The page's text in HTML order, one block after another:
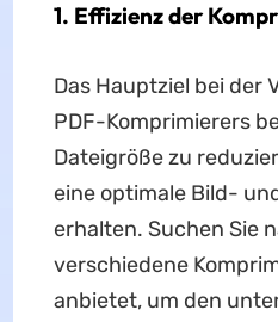
1. Effizienz der
Das Hauptziel bei der
PDF-Komprimierers
Dateigröße zu
eine optimale Bild-
erhalten. Suchen Sie
verschiedene
anbietet, um den